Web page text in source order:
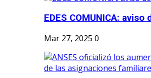
EDES COMUNICA: aviso
Mar 27, 2025 0